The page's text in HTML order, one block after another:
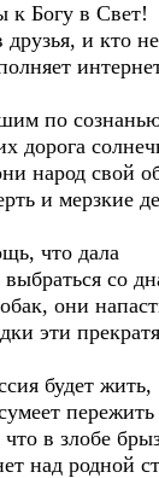
к Богу в Свет!
и кто
по
дорога
народ свой
и мерзкие
что дала
со
они
эти
будет жить,
пережить
в злобе
над родной